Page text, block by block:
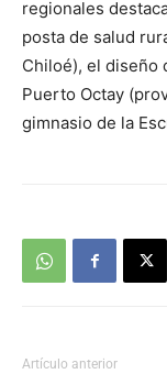
regionales
posta de salud
Chiloé), el diseño
Puerto Octay
gimnasio de la
Artículo anterior